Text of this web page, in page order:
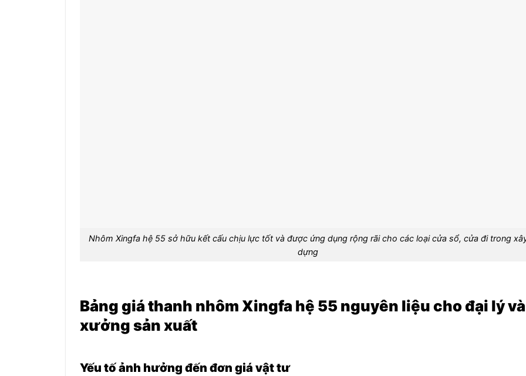
Nhôm Xingfa hệ 55 sở hữu kết cấu chịu lực tốt và được ứng dụng rộng rãi cho các loại cửa sổ, cửa đi trong
dựng
Bảng giá thanh nhôm Xingfa hệ 55 nguyên liệu cho đại lý và
xưởng sản xuất
Yếu tố ảnh hưởng đến đơn giá vật tư